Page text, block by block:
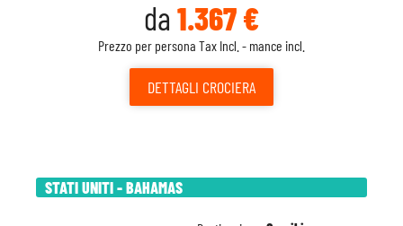
da 1.367 €
Prezzo per persona Tax Incl. - mance incl.
DETTAGLI CROCIERA
STATI UNITI - BAHAMAS